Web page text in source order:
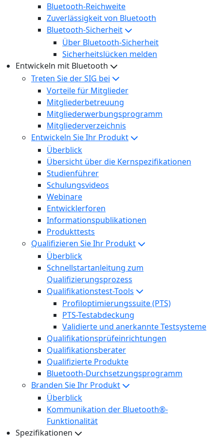
Bluetooth-Reichweite
Zuverlässigkeit von Bluetooth
Bluetooth-Sicherheit
Über Bluetooth-Sicherheit
Sicherheitslücken melden
Entwickeln mit Bluetooth
Treten Sie der SIG bei
Vorteile für Mitglieder
Mitgliederbetreuung
Mitgliederwerbungsprogramm
Mitgliederverzeichnis
Entwickeln Sie Ihr Produkt
Überblick
Übersicht über die Kernspezifikationen
Studienführer
Schulungsvideos
Webinare
Entwicklerforen
Informationspublikationen
Produkttests
Qualifizieren Sie Ihr Produkt
Überblick
Schnellstartanleitung zum
Qualifizierungsprozess
Qualifikationstest-Tools
Profiloptimierungssuite (PTS)
PTS-Testabdeckung
Validierte und anerkannte Testsysteme
Qualifikationsprüfeinrichtungen
Qualifikationsberater
Qualifizierte Produkte
Bluetooth-Durchsetzungsprogramm
Branden Sie Ihr Produkt
Überblick
Kommunikation der Bluetooth®-
Funktionalität
Spezifikationen